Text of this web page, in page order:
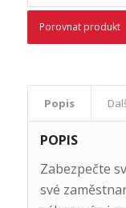
Porovnat produkt
Popis
POPIS
Zabezpečte
své